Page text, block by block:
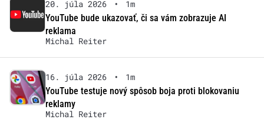
20. júla 2026 •
1m
YouTube bude ukazovať, či sa vám zobrazuje AI
reklama
Michal Reiter
16. júla 2026 •
1m
YouTube testuje nový spôsob boja proti blokovaniu
reklamy
Michal Reiter